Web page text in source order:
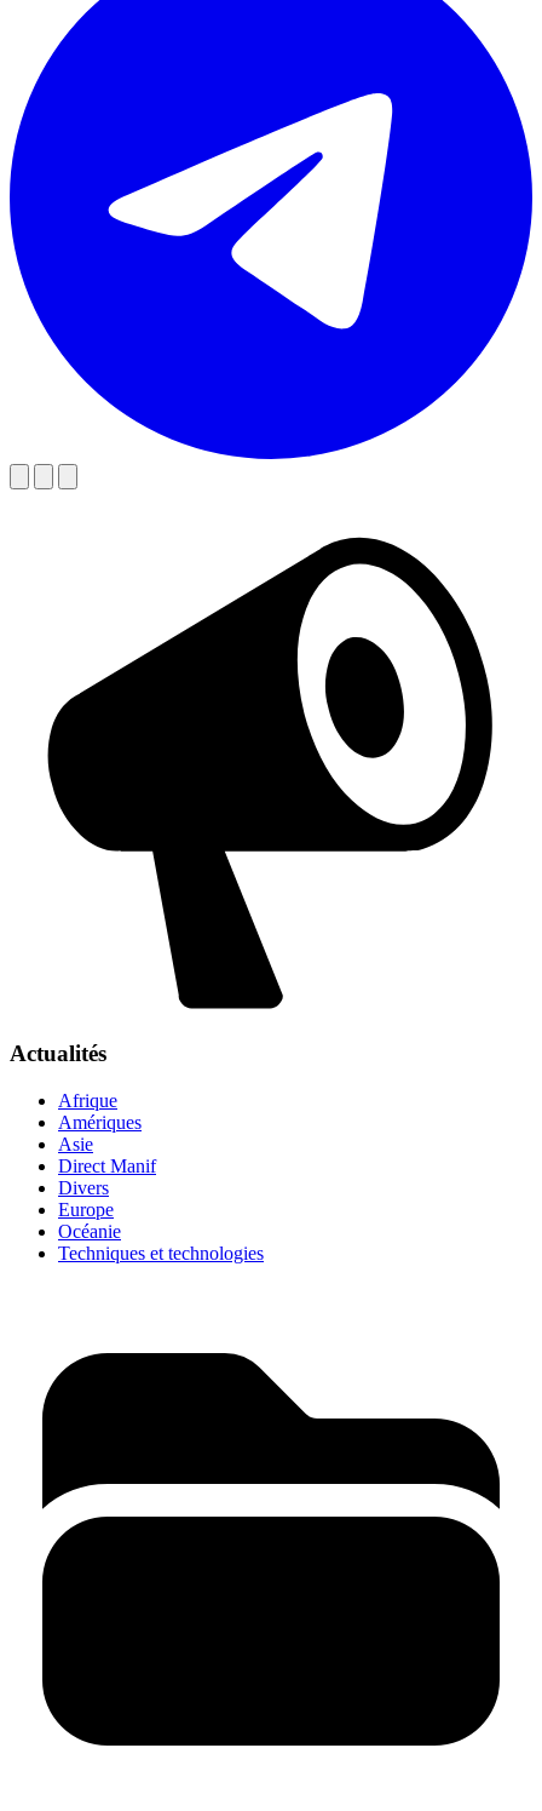
Actualités
Afrique
Amériques
Asie
Direct Manif
Divers
Europe
Océanie
Techniques et technologies